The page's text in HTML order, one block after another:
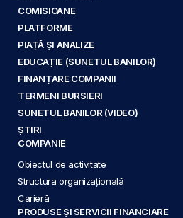
COMISIOANE
PLATFORME
PIAȚĂ ȘI ANALIZE
EDUCAȚIE (SUNETUL BANILOR)
FINANȚARE COMPANII
TERMENI BURSIERI
SUNETUL BANILOR (VIDEO)
ȘTIRI
COMPANIE
Obiectul de activitate
Structura organizațională
Carieră
PRODUSE ȘI SERVICII FINANCIARE